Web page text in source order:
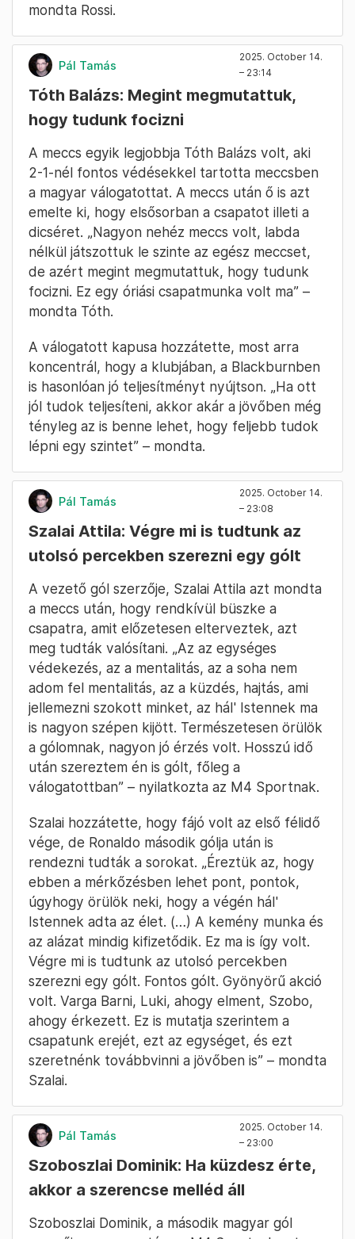
mondta Rossi.
Pál Tamás
2025. October 14.
– 23:14
Tóth Balázs: Megint megmutattuk,
hogy tudunk focizni
A meccs egyik legjobbja Tóth Balázs volt, aki
2-1-nél fontos védésekkel tartotta meccsben
a magyar válogatottat. A meccs után ő is azt
emelte ki, hogy elsősorban a csapatot illeti a
dicséret. „Nagyon nehéz meccs volt, labda
nélkül játszottuk le szinte az egész meccset,
de azért megint megmutattuk, hogy tudunk
focizni. Ez egy óriási csapatmunka volt ma” –
mondta Tóth.
A válogatott kapusa hozzátette, most arra
koncentrál, hogy a klubjában, a Blackburnben
is hasonlóan jó teljesítményt nyújtson. „Ha ott
jól tudok teljesíteni, akkor akár a jövőben még
tényleg az is benne lehet, hogy feljebb tudok
lépni egy szintet” – mondta.
Pál Tamás
2025. October 14.
– 23:08
Szalai Attila: Végre mi is tudtunk az
utolsó percekben szerezni egy gólt
A vezető gól szerzője, Szalai Attila azt mondta
a meccs után, hogy rendkívül büszke a
csapatra, amit előzetesen elterveztek, azt
meg tudták valósítani. „Az az egységes
védekezés, az a mentalitás, az a soha nem
adom fel mentalitás, az a küzdés, hajtás, ami
jellemezni szokott minket, az hál' Istennek ma
is nagyon szépen kijött. Természetesen örülök
a gólomnak, nagyon jó érzés volt. Hosszú idő
után szereztem én is gólt, főleg a
válogatottban” – nyilatkozta az M4 Sportnak.
Szalai hozzátette, hogy fájó volt az első félidő
vége, de Ronaldo második gólja után is
rendezni tudták a sorokat. „Éreztük az, hogy
ebben a mérkőzésben lehet pont, pontok,
úgyhogy örülök neki, hogy a végén hál'
Istennek adta az élet. (…) A kemény munka és
az alázat mindig kifizetődik. Ez ma is így volt.
Végre mi is tudtunk az utolsó percekben
szerezni egy gólt. Fontos gólt. Gyönyörű akció
volt. Varga Barni, Luki, ahogy elment, Szobo,
ahogy érkezett. Ez is mutatja szerintem a
csapatunk erejét, ezt az egységet, és ezt
szeretnénk továbbvinni a jövőben is” – mondta
Szalai.
Pál Tamás
2025. October 14.
– 23:00
Szoboszlai Dominik: Ha küzdesz érte,
akkor a szerencse melléd áll
Szoboszlai Dominik, a második magyar gól